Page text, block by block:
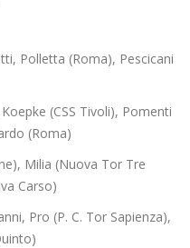
Polletta (Roma), Pescicani
(CSS Tivoli), Pomenti
(Roma)
Milia (Nuova Tor Tre
Carso)
Pro (P. C. Tor Sapienza),